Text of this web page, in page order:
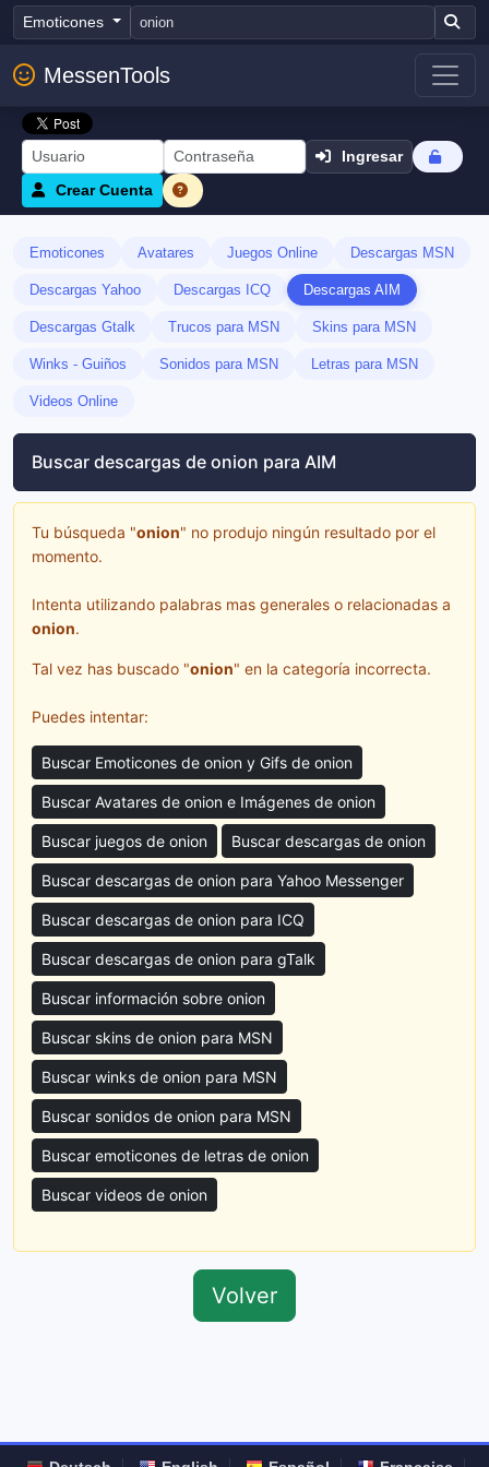
Emoticones
MessenTools
Ingresar
Crear Cuenta
Emoticones Avatares Juegos Online Descargas MSN
Descargas Yahoo Descargas ICQ Descargas AIM
Descargas Gtalk Trucos para MSN Skins para MSN
Winks - Guiños Sonidos para MSN Letras para MSN
Videos Online
Buscar descargas de onion para AIM
Tu búsqueda "onion" no produjo ningún resultado por el
momento.
Intenta utilizando palabras mas generales o relacionadas a
onion.
Tal vez has buscado "onion" en la categoría incorrecta.
Puedes intentar:
Buscar Emoticones de onion y Gifs de onion
Buscar Avatares de onion e Imágenes de onion
Buscar juegos de onion Buscar descargas de onion
Buscar descargas de onion para Yahoo Messenger
Buscar descargas de onion para ICQ
Buscar descargas de onion para gTalk
Buscar información sobre onion
Buscar skins de onion para MSN
Buscar winks de onion para MSN
Buscar sonidos de onion para MSN
Buscar emoticones de letras de onion
Buscar videos de onion
Volver